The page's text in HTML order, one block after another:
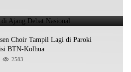
Choir Tampil Lagi di Paroki
BTN-Kolhua
2583